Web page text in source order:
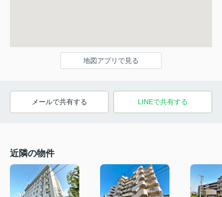
地図アプリで見る
メールで共有する LINEで共有する
近隣の物件